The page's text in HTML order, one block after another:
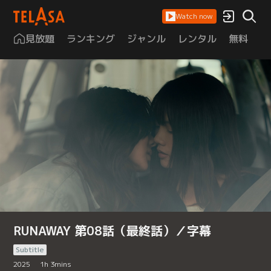
Watch now
見放題 ランキング ジャンル レンタル 無料
RUNAWAY 第08話（最終話）／字幕
Subtitle
2025
1h 3mins